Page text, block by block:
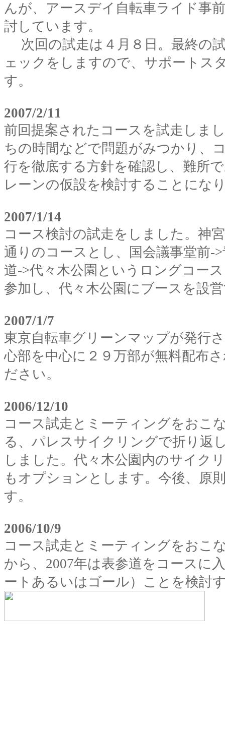
んが、アースデイ自転車ライド事
討しています。
次回の試走は４月８日。最終の
ェックをしますので、サポートス
す。
2007/2/11
前回提案されたコースを試走しま
ちの時間などで問題がみつかり、
行を徹底する方針を確認し、難所
レーンの仮設を検討することにな
2007/1/14
コース検討の試走をしました。神
通りのコースとし、国会議事堂前-
道->代々木公園というロングコー
参加し、代々木公園にブースを設
2007/1/7
東京自転車グリーンマップが発行
心部を中心に２９万部が無料配布
ださい。
2006/12/10
コース試走とミーティングをおこ
る、パレスサイクリングで折り返
しました。代々木公園内のサイク
もオプションとします。今後、原
す。
2006/10/9
コース試走とミーティングをおこ
から、2007年は表参道をコースに
ートあるいはゴール）ことを検討